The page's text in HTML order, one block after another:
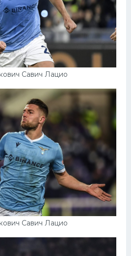
Савич Лацио
Савич Лацио